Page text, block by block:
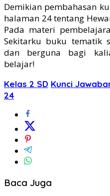
Demikian pembahasan
halaman 24 tentang
Pada materi
Sekitarku buku tematik
dan berguna bagi
belajar!
Kelas 2 SD Kunci
24
Baca Juga